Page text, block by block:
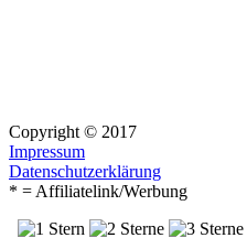
Copyright © 2017
Impressum
Datenschutzerklärung
* = Affiliatelink/Werbung